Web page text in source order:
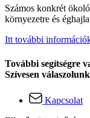
Számos konkrét
környezetre és
Itt további
További segítségre
Szívesen
Kapcsolat